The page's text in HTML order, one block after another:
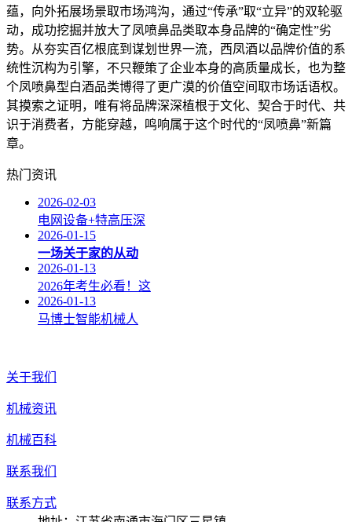
蕴，向外拓展场景取市场鸿沟，通过“传承”取“立异”的双轮驱
动，成功挖掘并放大了凤喷鼻品类取本身品牌的“确定性”劣
势。从夯实百亿根底到谋划世界一流，西凤酒以品牌价值的系
统性沉构为引擎，不只鞭策了企业本身的高质量成长，也为整
个凤喷鼻型白酒品类博得了更广漠的价值空间取市场话语权。
其摸索之证明，唯有将品牌深深植根于文化、契合于时代、共
识于消费者，方能穿越，鸣响属于这个时代的“凤喷鼻”新篇
章。
热门资讯
2026-02-03
电网设备+特高压深
2026-01-15
一场关于家的从动
2026-01-13
2026年考生必看！这
2026-01-13
马博士智能机械人
关于我们
机械资讯
机械百科
联系我们
联系方式